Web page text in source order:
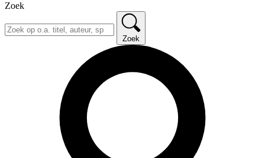
Zoek
Zoek